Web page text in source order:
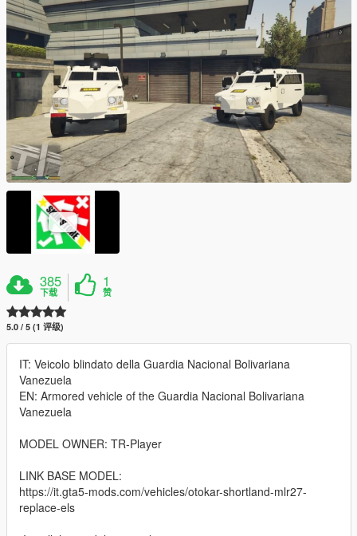
385
下载
1
赞
5.0 / 5 (1 评级)
IT: Veicolo blindato della Guardia Nacional Bolivariana
Vanezuela
EN: Armored vehicle of the Guardia Nacional Bolivariana
Vanezuela
MODEL OWNER: TR-Player
LINK BASE MODEL:
https://it.gta5-mods.com/vehicles/otokar-shortland-mlr27-
replace-els